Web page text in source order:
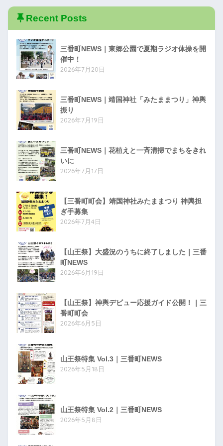
Recent Posts
三番町NEWS｜東郷公園で夏期ラジオ体操を開
催中！
2026年7月20日
三番町NEWS｜靖国神社「みたままつり」神輿
振り
2026年7月19日
三番町NEWS｜花植えと一斉清掃でまちをきれ
いに
2026年7月17日
【三番町町会】靖国神社みたままつり 神輿担
ぎ手募集
2026年7月4日
【山王祭】大盛況のうちに終了しました｜三番
町NEWS
2026年6月19日
【山王祭】神輿デビュー応援ガイド公開！｜三
番町町会
2026年6月5日
山王祭特集 Vol.3｜三番町NEWS
2026年5月18日
山王祭特集 Vol.2｜三番町NEWS
2026年5月8日